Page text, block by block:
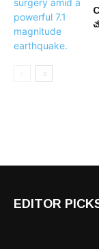
EDITOR